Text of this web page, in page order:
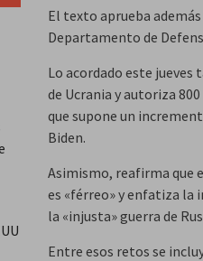
El texto aprueba
Departamento de
Lo acordado este
de Ucrania y autoriza
que supone un
Biden.
Asimismo, reafirma que
es «férreo» y enfatiza la
la «injusta» guerra de
Entre esos retos se